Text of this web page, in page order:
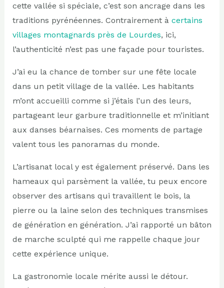
cette vallée si spéciale, c’est son ancrage dans les
traditions pyrénéennes. Contrairement à certains
villages montagnards près de Lourdes, ici,
l’authenticité n’est pas une façade pour touristes.
J’ai eu la chance de tomber sur une fête locale
dans un petit village de la vallée. Les habitants
m’ont accueilli comme si j’étais l’un des leurs,
partageant leur garbure traditionnelle et m’initiant
aux danses béarnaises. Ces moments de partage
valent tous les panoramas du monde.
L’artisanat local y est également préservé. Dans les
hameaux qui parsèment la vallée, tu peux encore
observer des artisans qui travaillent le bois, la
pierre ou la laine selon des techniques transmises
de génération en génération. J’ai rapporté un bâton
de marche sculpté qui me rappelle chaque jour
cette expérience unique.
La gastronomie locale mérite aussi le détour.